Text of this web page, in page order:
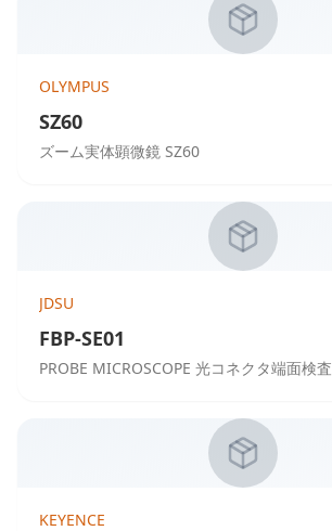
OLYMPUS
SZ60
ズーム実体顕微鏡 SZ60
JDSU
FBP-SE01
PROBE MICROSCOPE 光コネクタ端面検
KEYENCE